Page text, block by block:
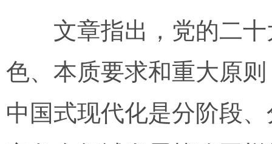
文章指出，党的二十
色、本质要求和重大原
中国式现代化是分阶段